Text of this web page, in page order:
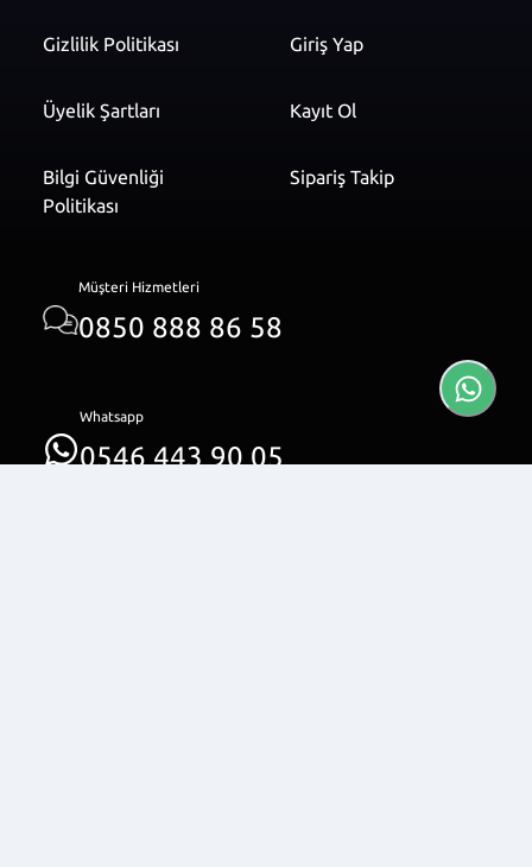
Gizlilik Politikası
Üyelik Şartları
Bilgi Güvenliği
Politikası
Giriş Yap
Kayıt Ol
Sipariş Takip
Müşteri Hizmetleri
0850 888 86 58
Whatsapp
0546 443 90 05